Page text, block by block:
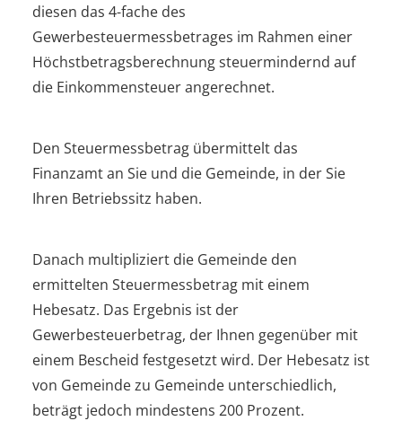
diesen das 4-fache des
Gewerbesteuermessbetrages im Rahmen einer
Höchstbetragsberechnung steuermindernd auf
die Einkommensteuer angerechnet.
Den Steuermessbetrag übermittelt das
Finanzamt an Sie und die Gemeinde, in der Sie
Ihren Betriebssitz haben.
Danach multipliziert die Gemeinde den
ermittelten Steuermessbetrag mit einem
Hebesatz. Das Ergebnis ist der
Gewerbesteuerbetrag, der Ihnen gegenüber mit
einem Bescheid festgesetzt wird. Der Hebesatz ist
von Gemeinde zu Gemeinde unterschiedlich,
beträgt jedoch mindestens 200 Prozent.